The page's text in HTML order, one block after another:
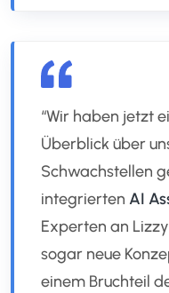
“Wir haben jetzt
Überblick über
Schwachstellen
integrierten AI
Experten an
sogar neue
einem Bruchteil